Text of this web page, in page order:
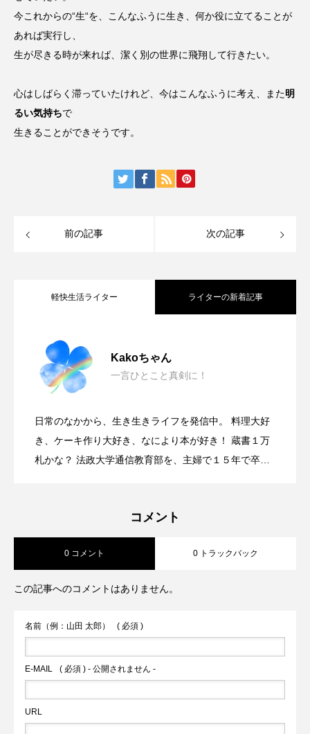
今これからの“生“を、こんなふうに生き、何か役に立てることが
あれば実行し、
生が尽きる時が来れば、潔く別の世界に飛翔して行きたい。
心はしばらく滞っていたけれど、今はこんなふうに考え、また明
るい気持ちで
生きることができそうです。
前の記事 次の記事
軽快生活ライター ライターの新着記事
Kakoちゃん
一言ひとこと真剣に！
日常のなかから、生き生きライフを発信中。 料理大好
き、ケーキ作り大好き、なにより本が好き！ 蔵書１万
札かな？ 法政大学通信教育部を、主婦で１５年で卒
2022.07.02
2022.04.26
2022.03.30 《明るい気持ちで！》
た‼︎》
2022.02.16 《娘の犬が天国へ》
コメント
0 コメント 0 トラックバック
この記事へのコメントはありません。
名前（例：山田 太郎） ( 必須 )
E-MAIL ( 必須 ) - 公開されません -
URL